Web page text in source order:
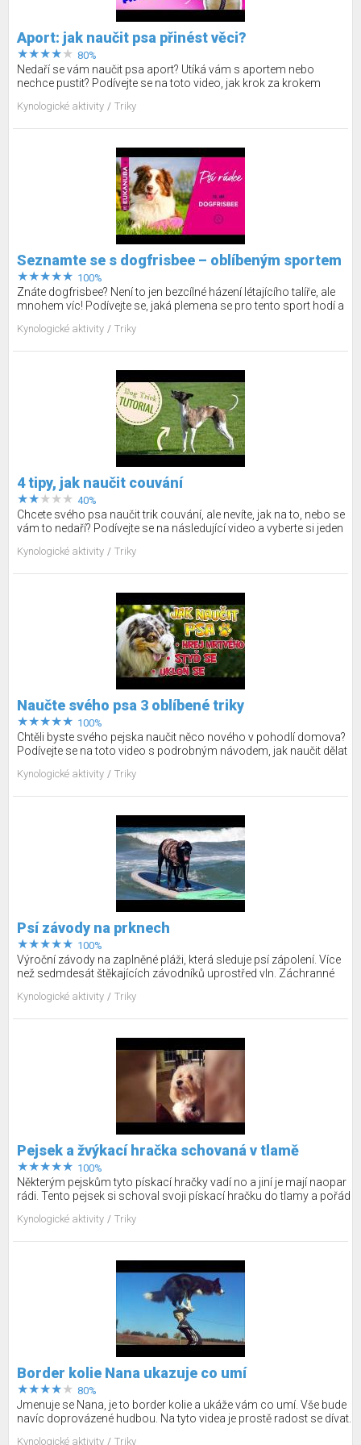
Aport: jak naučit psa přinést věci?
80%
Nedaří se vám naučit psa aport? Utíká vám s aportem nebo
nechce pustit? Podívejte se na toto video, jak krok za krokem
jednoduchý, ale ve skutečnosti je to jinak.
Kynologické aktivity Triky
Seznamte se s dogfrisbee – oblíbeným sportem
100%
Znáte dogfrisbee? Není to jen bezcílné házení létajícího talíře, ale
mnohem víc! Podívejte se, jaká plemena se pro tento sport hodí a
frisbee.
Kynologické aktivity Triky
4 tipy, jak naučit couvání
40%
Chcete svého psa naučit trik couvání, ale nevíte, jak na to, nebo se
vám to nedaří? Podívejte se na následující video a vyberte si jeden
Kynologické aktivity Triky
Naučte svého psa 3 oblíbené triky
100%
Chtěli byste svého pejska naučit něco nového v pohodlí domova?
Podívejte se na toto video s podrobným návodem, jak naučit dělat
obdivovat.
Kynologické aktivity Triky
Psí závody na prknech
100%
Výroční závody na zaplněné pláži, která sleduje psí zápolení. Více
než sedmdesát štěkajících závodníků uprostřed vln. Záchranné
na to! Prohlédněte si fotky chrtů, čivav a buldočků, kteří se rozhodli
Kynologické aktivity Triky
Pejsek a žvýkací hračka schovaná v tlamě
100%
Některým pejskům tyto pískací hračky vadí no a jiní je mají naopar
rádi. Tento pejsek si schoval svoji pískací hračku do tlamy a pořád
Kynologické aktivity Triky
Border kolie Nana ukazuje co umí
80%
Jmenuje se Nana, je to border kolie a ukáže vám co umí. Vše bude
navíc doprovázené hudbou. Na tyto videa je prostě radost se dívat.
Kynologické aktivity Triky